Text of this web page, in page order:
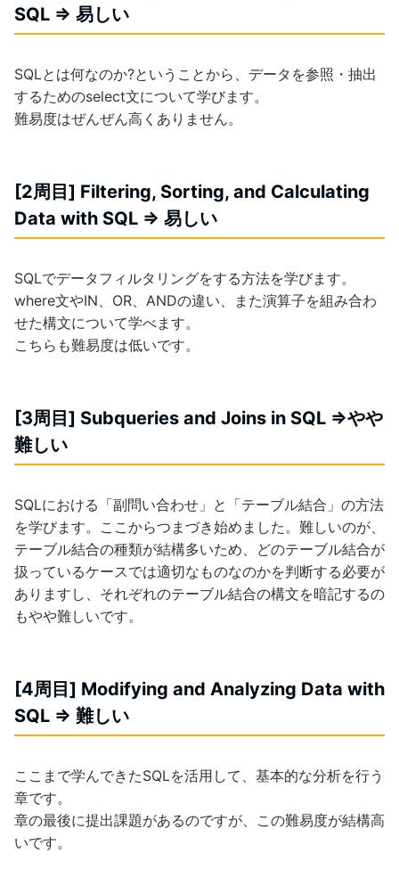
SQL => 易しい
SQLとは何なのか?ということから、データを参照・抽出
するためのselect文について学びます。
難易度はぜんぜん高くありません。
[2周目] Filtering, Sorting, and Calculating
Data with SQL => 易しい
SQLでデータフィルタリングをする方法を学びます。
where文やIN、OR、ANDの違い、また演算子を組み合わ
せた構文について学べます。
こちらも難易度は低いです。
[3周目] Subqueries and Joins in SQL =>やや
難しい
SQLにおける「副問い合わせ」と「テーブル結合」の方法
を学びます。ここからつまづき始めました。難しいのが、
テーブル結合の種類が結構多いため、どのテーブル結合が
扱っているケースでは適切なものなのかを判断する必要が
ありますし、それぞれのテーブル結合の構文を暗記するの
もやや難しいです。
[4周目] Modifying and Analyzing Data with
SQL => 難しい
ここまで学んできたSQLを活用して、基本的な分析を行う
章です。
章の最後に提出課題があるのですが、この難易度が結構高
いです。